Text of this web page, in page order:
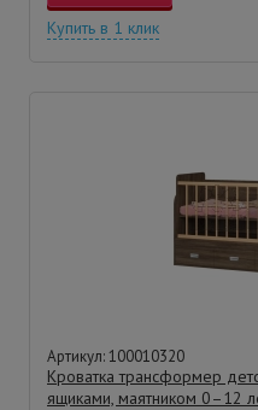
Купить в 1 клик
Артикул: 100010320
Кроватка трансформер
ящиками, маятником 0–12